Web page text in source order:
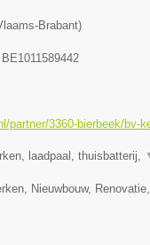
Brabant)
BE1011589442
partner/3360-bierbeek/bv-
laadpaal, thuisbatterij,
Nieuwbouw,